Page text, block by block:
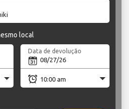
local
Data de devolução